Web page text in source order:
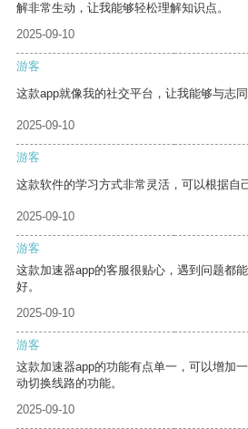
解非常生动，让我能够轻松理解知识点。
2025-09-10
游客
这款app就像我的社交平台，让我能够与志
2025-09-10
游客
这款软件的学习方式非常灵活，可以根据自
2025-09-10
游客
这款加速器app的客服很贴心，遇到问题都
好。
2025-09-10
游客
这款加速器app的功能有点单一，可以增加
动切换线路的功能。
2025-09-10